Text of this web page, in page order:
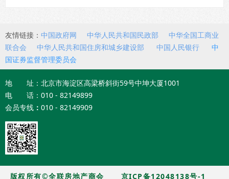
友情链接： 中国政府网 中华人民共和国民政部
中华全国工商业
联合会
中华人民共和国住房和城乡建设部 中国人民银行
中
国证券监督管理委员会
地 址：北京市海淀区高梁桥斜街59号中坤大厦1001
电 话：010 - 82149899
会员专线 ： 010 - 82149909
版权所有©全联房地产商会 京ICP备12048138号-1